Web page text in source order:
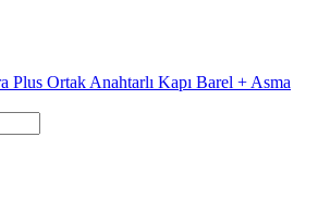
Plus Ortak Anahtarlı Kapı Barel + Asma